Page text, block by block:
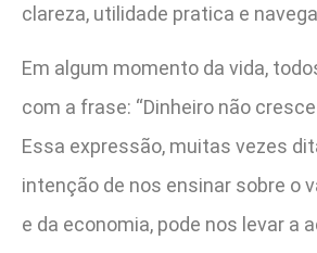
clareza, utilidade pratica e
Em algum momento da vida,
com a frase: “Dinheiro não
Essa expressão, muitas vezes
intenção de nos ensinar sobre o
e da economia, pode nos levar a